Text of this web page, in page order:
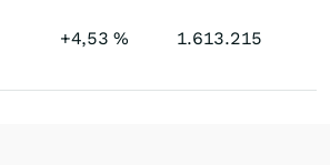
+4,53% 1.613.215